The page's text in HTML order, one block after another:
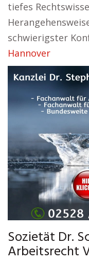
tiefes
schwierigster
Hannover
Sozietät Dr.
Arbeitsrecht